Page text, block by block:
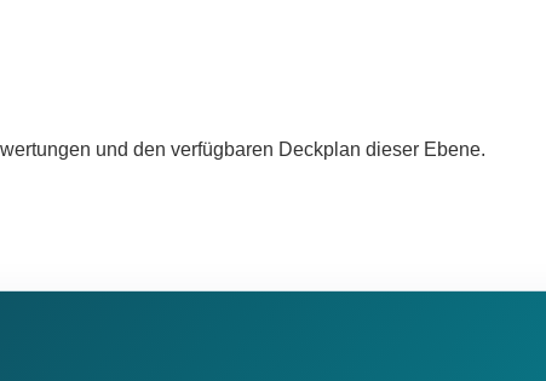
und den verfügbaren Deckplan dieser Ebene.